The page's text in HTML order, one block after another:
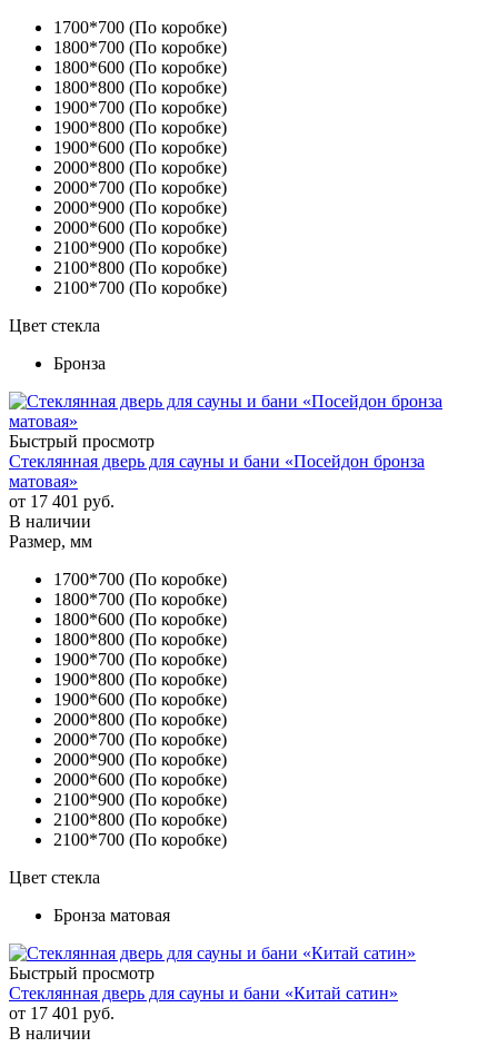
1700*700 (По коробке)
1800*700 (По коробке)
1800*600 (По коробке)
1800*800 (По коробке)
1900*700 (По коробке)
1900*800 (По коробке)
1900*600 (По коробке)
2000*800 (По коробке)
2000*700 (По коробке)
2000*900 (По коробке)
2000*600 (По коробке)
2100*900 (По коробке)
2100*800 (По коробке)
2100*700 (По коробке)
Цвет стекла
Бронза
Быстрый просмотр
Стеклянная дверь для сауны и бани «Посейдон бронза
матовая»
от 17 401 руб.
В наличии
Размер, мм
1700*700 (По коробке)
1800*700 (По коробке)
1800*600 (По коробке)
1800*800 (По коробке)
1900*700 (По коробке)
1900*800 (По коробке)
1900*600 (По коробке)
2000*800 (По коробке)
2000*700 (По коробке)
2000*900 (По коробке)
2000*600 (По коробке)
2100*900 (По коробке)
2100*800 (По коробке)
2100*700 (По коробке)
Цвет стекла
Бронза матовая
Быстрый просмотр
Стеклянная дверь для сауны и бани «Китай сатин»
от 17 401 руб.
В наличии